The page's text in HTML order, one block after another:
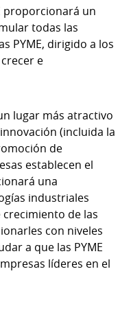
proporcionará un
todas las
PYME, dirigido a los
e
lugar más atractivo
(incluida la
de
establecen el
una
industriales
de las
con niveles
a que las PYME
líderes en el